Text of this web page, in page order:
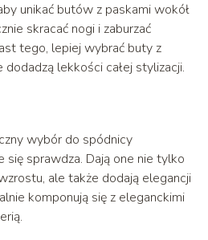
unikać butów z paskami wokół
skracać nogi i zaburzać
tego, lepiej wybrać buty z
lekkości całej stylizacji.
wybór do spódnicy
się sprawdza. Dają one nie tylko
ale także dodają elegancji
komponują się z eleganckimi